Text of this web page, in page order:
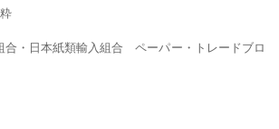
合・日本紙類輸入組合 ペーパー・トレードブロ